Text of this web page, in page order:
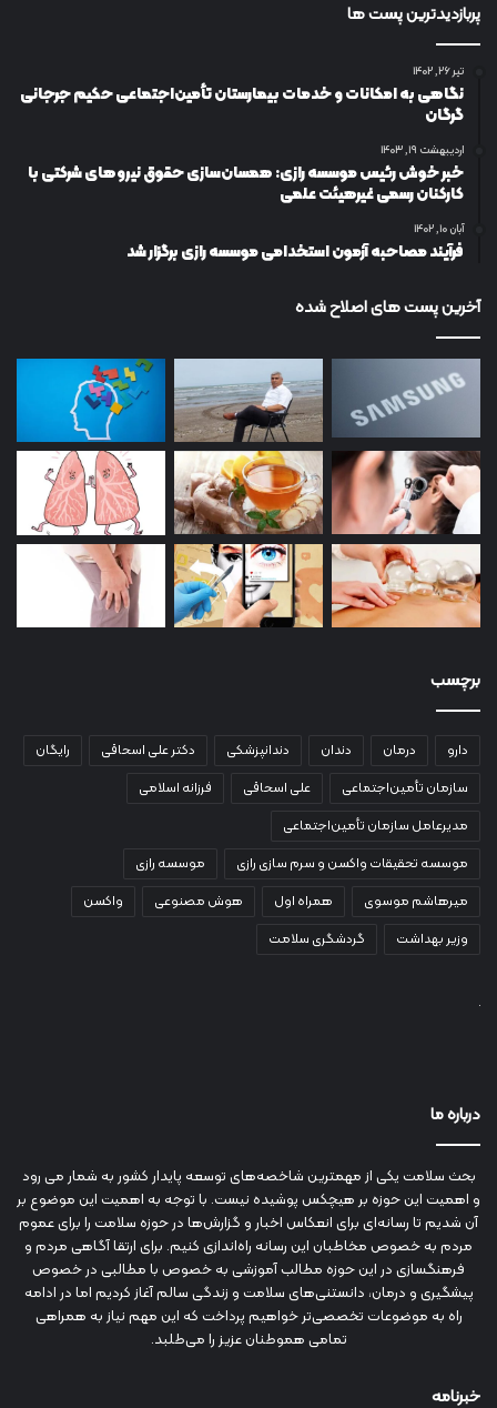
پربازدیدترین پست ها
تیر ۲۶, ۱۴۰۲
نگاهی به امکانات و خدمات بیمارستان تأمین‌اجتماعی حکیم جرجانی
گرگان
اردیبهشت ۱۹, ۱۴۰۳
خبر خوش رئیس موسسه رازی: همسان‌سازی حقوق نیروهای شرکتی با
کارکنان رسمی غیرهیئت علمی
آبان ۱۰, ۱۴۰۲
فرآیند مصاحبه آزمون استخدامی موسسه رازی برگزار شد
آخرین پست های اصلاح شده
برچسب
دارو درمان دندان دندانپزشکی دکتر علی اسحاقی
رایگان
سازمان تأمین‌اجتماعی
علی اسحاقی
فرزانه اسلامی
مدیرعامل سازمان تأمین‌اجتماعی
موسسه تحقیقات واکسن و سرم سازی رازی
موسسه رازی
میرهاشم موسوی
همراه اول هوش مصنوعی
واکسن
وزیر بهداشت
گردشگری سلامت
درباره ما
بحث سلامت یکی از مهمترین شاخصه‌های توسعه پایدار کشور به شمار می رود
و اهمیت این حوزه بر هیچکس پوشیده نیست. با توجه به اهمیت این موضوع بر
آن شدیم تا رسانه‌ای برای انعکاس اخبار و گزارش‌ها در حوزه سلامت را برای عموم
مردم به خصوص مخاطبان این رسانه راه‌اندازی کنیم. برای ارتقا آگاهی مردم و
فرهنگسازی در این حوزه مطالب آموزشی به خصوص با مطالبی در خصوص
پیشگیری و درمان، دانستنی‌های سلامت و زندگی سالم آغاز کردیم اما در ادامه
راه به موضوعات تخصصی‌تر خواهیم پرداخت که این مهم نیاز به همراهی
تمامی هموطنان عزیز را می‌طلبد.
خبرنامه